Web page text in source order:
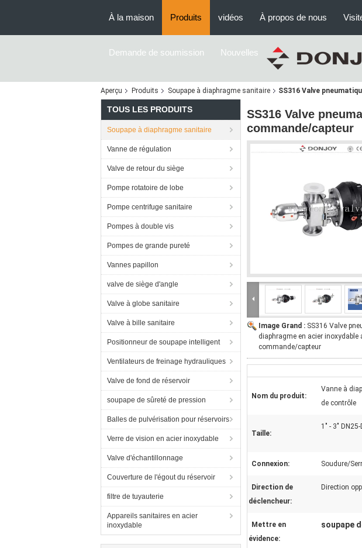
À la maison Produits vidéos À propos de nous
Demande de soumission Nouvelles
Aperçu Produits Soupape à diaphragme sanitaire SS316 Valve
TOUS LES PRODUITS
Soupape à diaphragme sanitaire
Vanne de régulation
Valve de retour du siège
Pompe rotatoire de lobe
Pompe centrifuge sanitaire
Pompes à double vis
Pompes de grande pureté
Vannes papillon
valve de siège d'angle
Valve à globe sanitaire
Valve à bille sanitaire
Positionneur de soupape intelligent
Ventilateurs de freinage hydrauliques
Valve de fond de réservoir
soupape de sûreté de pression
Balles de pulvérisation pour réservoirs
Verre de vision en acier inoxydable
Valve d'échantillonnage
Couverture de l'égout du réservoir
filtre de tuyauterie
Appareils sanitaires en acier
inoxydable
SS316 Valve
commande/capteur
Image Grand : SS316 Valve
diaphragme en acier inoxydable
commande/capteur
Nom du produit:
Vanne à
de contrôle
Taille:
1" - 3" DN25-
Connexion: Soudure/
Direction de
déclencheur:
Direction
Mettre en
évidence:
soupape